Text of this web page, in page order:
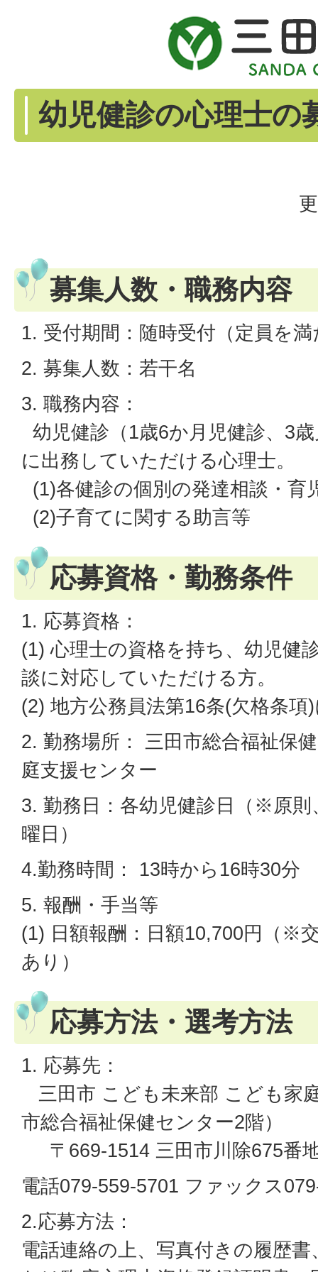
幼児健診の心理士の
募集人数・職務内容
1. 受付期間：随時受付（定員を
2. 募集人数：若干名
3. 職務内容：
幼児健診（1歳6か月児健診、3
に出務していただける心理士。
(1)各健診の個別の発達相談・育
(2)子育てに関する助言等
応募資格・勤務条件
1. 応募資格：
(1) 心理士の資格を持ち、幼児健
談に対応していただける方。
(2) 地方公務員法第16条(欠格条
2. 勤務場所： 三田市総合福祉保
庭支援センター
3. 勤務日：各幼児健診日（※原則
曜日）
4.勤務時間： 13時から16時30分
5. 報酬・手当等
(1) 日額報酬：日額10,700円（※
あり）
応募方法・選考方法
1. 応募先：
三田市 こども未来部 こども家
市総合福祉保健センター2階）
〒669-1514 三田市川除675番
電話079-559-5701 ファックス
2.応募方法：
電話連絡の上、写真付きの履歴